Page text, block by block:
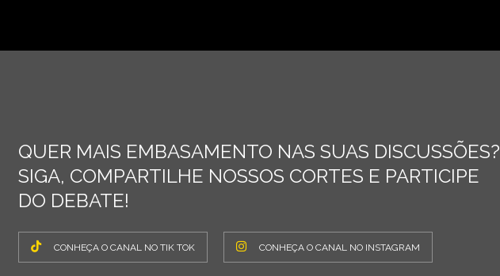
QUER MAIS EMBASAMENTO NAS SUAS DISCUSSÕES?
SIGA, COMPARTILHE NOSSOS CORTES E PARTICIPE
DO DEBATE!
CONHEÇA O CANAL NO TIK TOK CONHEÇA O CANAL NO INSTAGRAM